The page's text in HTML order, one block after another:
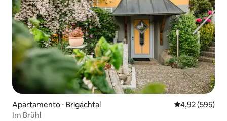
Apartamento ⋅ Brigachtal 4,92 de uma
4,92 (595)
Im Brühl